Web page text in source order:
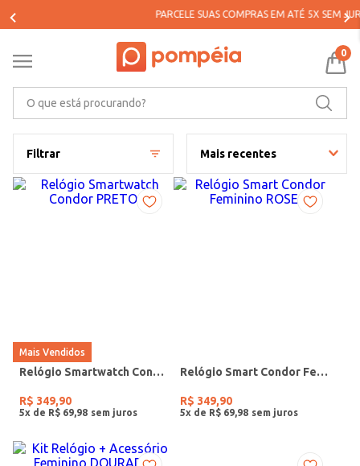
PARCELE SUAS COMPRAS EM ATÉ 5X SEM JUROS*
0
Filtrar Mais recentes
Mais Vendidos
Relógio Smartwatch Condor PRETO
R$ 349,90
5x de R$ 69 98
Relógio Smart Condor Feminino ROSE
R$ 349,90
5x de R$ 69 98